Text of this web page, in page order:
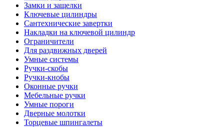
Замки и защелки
Ключевые цилиндры
Сантехнические завертки
Накладки на ключевой цилиндр
Ограничители
Для раздвижных дверей
Умные системы
Ручки-скобы
Ручки-кнобы
Оконные ручки
Мебельные ручки
Умные пороги
Дверные молотки
Торцевые шпингалеты